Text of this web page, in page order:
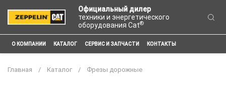
Официальный дилер
техники и энергетического
оборудования Cat®
О КОМПАНИИ КАТАЛОГ СЕРВИС И ЗАПЧАСТИ КОНТАКТЫ
Главная Каталог Фрезы дорожные